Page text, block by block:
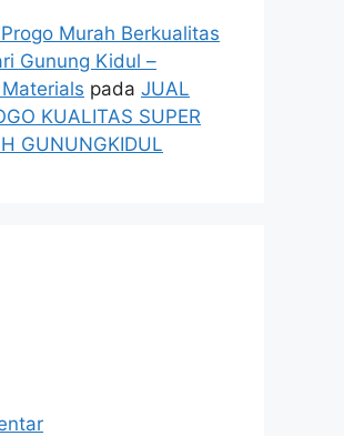
Murah Berkualitas
Gunung Kidul –
pada JUAL
KUALITAS SUPER
GUNUNGKIDUL